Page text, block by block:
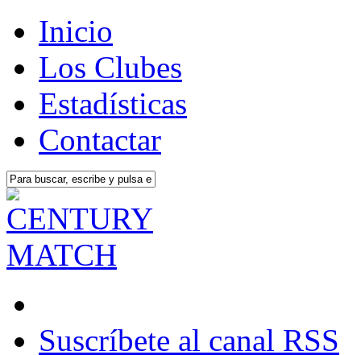
Inicio
Los Clubes
Estadísticas
Contactar
Suscríbete al canal RSS